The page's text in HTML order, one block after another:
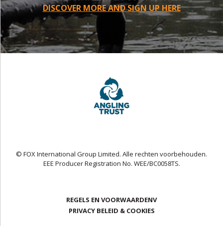
DISCOVER MORE AND SIGN UP HERE
© FOX International Group Limited. Alle rechten voorbehouden.
EEE Producer Registration No. WEE/BC0058TS.
REGELS EN VOORWAARDENV
PRIVACY BELEID & COOKIES